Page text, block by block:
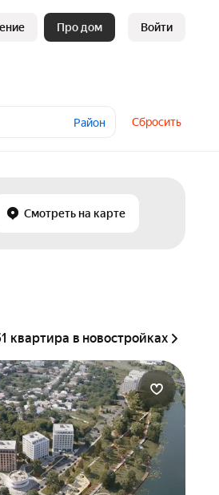
Про дом Войти
Район Сбросить
Смотреть на карте
квартира в новостройках